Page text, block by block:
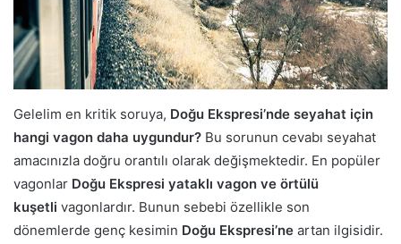
Gelelim en kritik soruya, Doğu Ekspresi’nde seyahat için
hangi vagon daha uygundur? Bu sorunun cevabı seyahat
amacınızla doğru orantılı olarak değişmektedir. En popüler
vagonlar Doğu Ekspresi yataklı vagon ve örtülü
kuşetli vagonlardır. Bunun sebebi özellikle son
dönemlerde genç kesimin Doğu Ekspresi’ne artan ilgisidir.